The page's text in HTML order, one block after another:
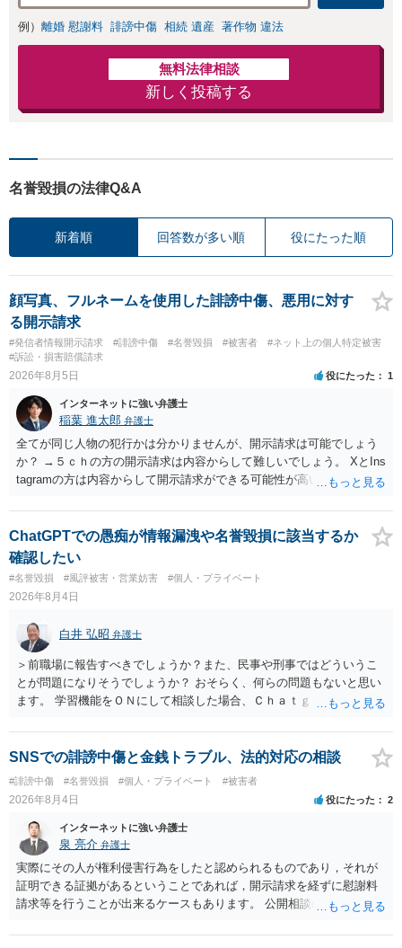
例） 離婚 慰謝料 誹謗中傷 相続 遺産 著作物 違法
無料法律相談
新しく投稿する
名誉毀損の法律Q&A
新着順 回答数が多い順 役にたった順
顔写真、フルネームを使用した誹謗中傷、悪用に対す
る開示請求
#発信者情報開示請求 #誹謗中傷 #名誉毀損 #被害者
#ネット上の個人特定被害
#訴訟・損害賠償請求
2026年8月5日 役にたった 1
インターネットに強い弁護士
稲葉 進太郎 弁護士
全てが同じ人物の犯行かは分かりませんが、開示請求は可能でしょう
か？ →５ｃｈの方の開示請求は内容からして難しいでしょう。 XとIns
tagramの方は内容からして開示請求ができる可能性が高いでしょう。
いでしょう。７月中にアカウントが削除されている場合、今から進め
ても失敗する可能性が高いように思われます。 相手を特定できた場
合、相手に全ての弁護士費用を負担させることは可能でしょうか？ →
訴訟外の交渉で相手方が認めれば負担させることができるでしょう。
訴訟で判決となった場合は、実際の弁護士費用が認められる場合と認
められない場合があり何ともいえないところでしょう。
ChatGPTでの愚痴が情報漏洩や名誉毀損に該当するか
確認したい
#名誉毀損 #風評被害・営業妨害 #個人・プライベート
2026年8月4日
白井 弘昭 弁護士
＞前職場に報告すべきでしょうか？また、民事や刑事ではどういうこ
とが問題になりそうでしょうか？ おそらく、何らの問題もないと思い
ます。 学習機能をＯＮにして相談した場合、Ｃｈａｔｇｐｔがｏｐｅ
する可能性がありますが、個人名や会社名を特定していない限り、一
般論として抽象化されて回答に織り込まれる可能性が生じるにすぎま
せんので、その情報自体が、秘密情報に当たるとは思えませんし、名
誉棄損として、個人や会社に対する誹謗中傷の不特定多数への公開に
当たるとも思われません。 もちろん、誰がその内容をｃｈａｔｇｐｔ
に入力したかも第三者にしられることはないので、個人や会社の特定
をせずに書き込んだことで（おそらく特定して書き込んだとして
も）、相談者さんが刑事民事の責任に問われることはないでしょう。
私見ながらご参考まで。
SNSでの誹謗中傷と金銭トラブル、法的対応の相談
#誹謗中傷 #名誉毀損 #個人・プライベート #被害者
2026年8月4日 役にたった 2
インターネットに強い弁護士
泉 亮介 弁護士
実際にその人が権利侵害行為をしたと認められるものであり，それが
証明できる証拠があるということであれば，開示請求を経ずに慰謝料
請求等を行うことが出来るケースもあります。 公開相談の場では回答
に個別に相談されると良いでしょう。